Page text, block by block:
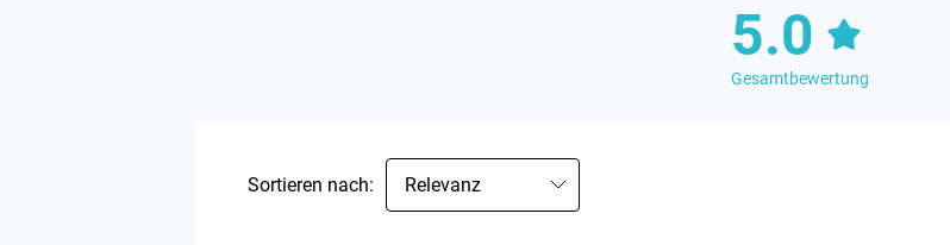
5.0
Gesamtbewertung
Sortieren nach: Relevanz